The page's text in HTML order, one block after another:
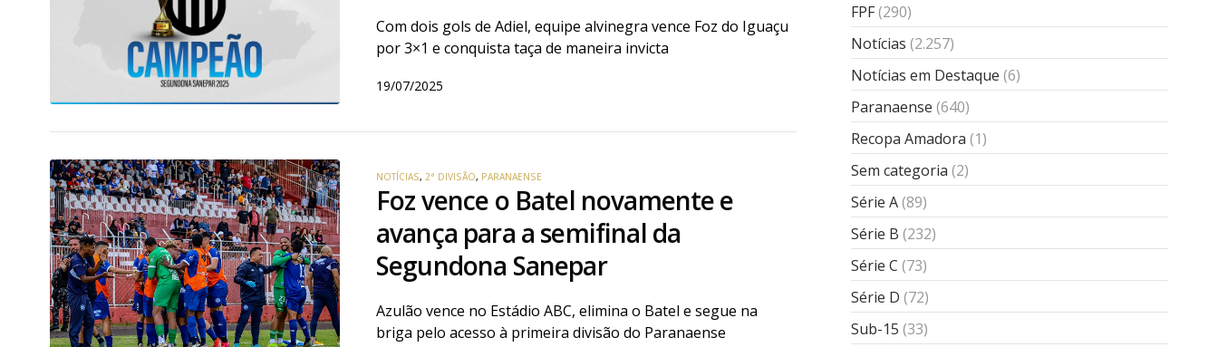
Com dois gols de Adiel, equipe alvinegra vence Foz do Iguaçu
por 3×1 e conquista taça de maneira invicta
19/07/2025
NOTÍCIAS, 2ª DIVISÃO, PARANAENSE
Foz vence o Batel novamente e
avança para a semifinal da
Segundona Sanepar
Azulão vence no Estádio ABC, elimina o Batel e segue na
briga pelo acesso à primeira divisão do Paranaense
FPF(290)
Notícias (2.257)
Notícias em Destaque (6)
Paranaense (640)
Recopa Amadora (1)
Sem categoria (2)
Série A(89)
Série B (232)
Série C (73)
Série D (72)
Sub-15 (33)